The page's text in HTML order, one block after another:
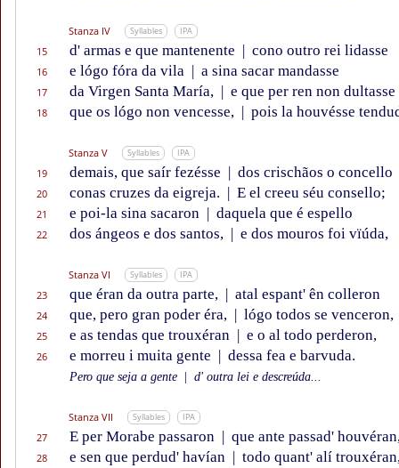
Stanza IV Syllables IPA
15 d' armas e que mantenente | cono outro rei lidasse
16 e lógo fóra da vila | a sina sacar mandasse
17 da Virgen Santa María, | e que per ren non dultasse
18 que os lógo non vencesse, | pois la houvésse
Stanza V Syllables IPA
19 demais, que saír fezésse | dos crischãos o concello
20 conas cruzes da eigreja. | E el creeu séu consello;
21 e poi-la sina sacaron | daquela que é espello
22 dos ángeos e dos santos, | e dos mouros foi vïúda,
Stanza VI Syllables IPA
23 que éran da outra parte, | atal espant' ên colleron
24 que, pero gran poder éra, | lógo todos se venceron,
25 e as tendas que trouxéran | e o al todo perderon,
26 e morreu i muita gente | dessa fea e barvuda.
Pero que seja a gente d' outra lei e descreúda...
Stanza VII Syllables IPA
27 E per Morabe passaron | que ante passad'
28 e sen que perdud' havían | todo quant' alí